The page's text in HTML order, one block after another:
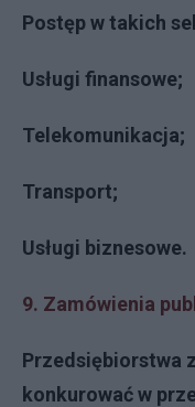
Postęp w takich
Usługi finansowe;
Telekomunikacja;
Transport;
Usługi biznesowe.
9. Zamówienia
Przedsiębiorstwa
konkurować w